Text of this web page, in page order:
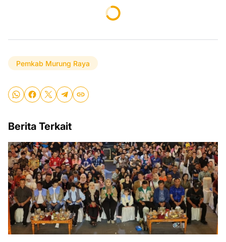
Pemkab Murung Raya
Berita Terkait